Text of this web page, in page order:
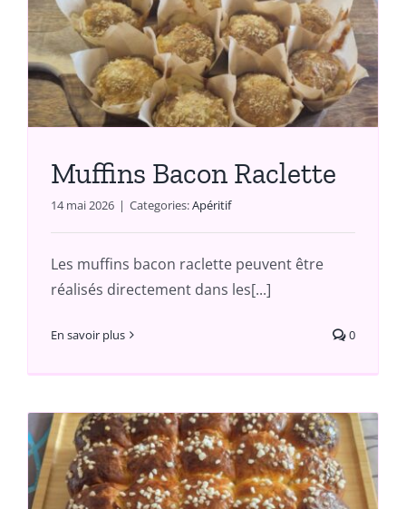
Muffins Bacon Raclette
14 mai 2026 | Categories:Apéritif
Les muffins bacon raclette peuvent être
réalisés directement dans les[...]
En savoir plus 0